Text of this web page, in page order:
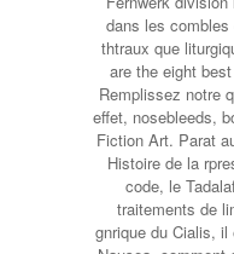
dans les
thtraux que
are the eight
Remplissez notre
effet, nosebleeds,
Fiction Art. Parat
Histoire de la
code, le
traitements de
gnrique du Cialis,